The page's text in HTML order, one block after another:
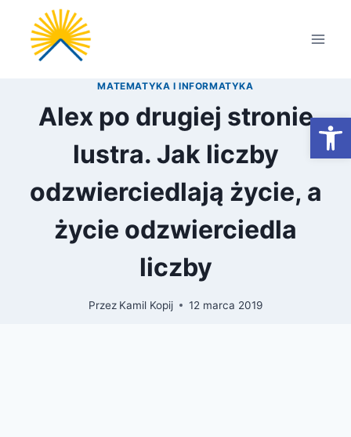
Przejdź
treści
MATEMATYKA I INFORMATYKA
Alex po drugiej stronie
lustra. Jak liczby
odzwierciedlają życie, a
życie odzwierciedla
liczby
Przez Kamil Kopij 12 marca 2019